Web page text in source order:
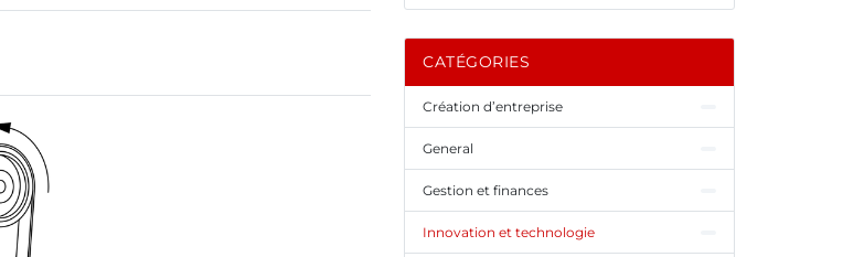
CATÉGORIES
Création d’entreprise
General
Gestion et finances
Innovation et technologie